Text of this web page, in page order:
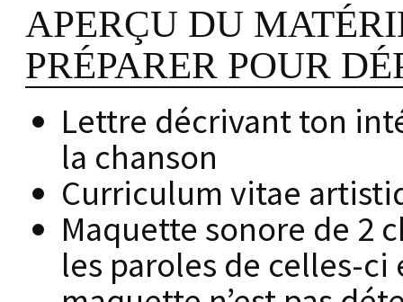
APERÇU DU
PRÉPARER POUR
Lettre décrivant ton
la chanson
Curriculum vitae
Maquette sonore de 2
les paroles de celles-ci